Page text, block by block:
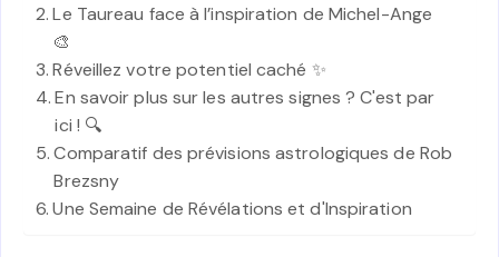
Le Taureau face à l’inspiration de Michel-Ange
🎨
Réveillez votre potentiel caché ✨
En savoir plus sur les autres signes ? C'est par
ici ! 🔍
Comparatif des prévisions astrologiques de Rob
Brezsny
Une Semaine de Révélations et d'Inspiration